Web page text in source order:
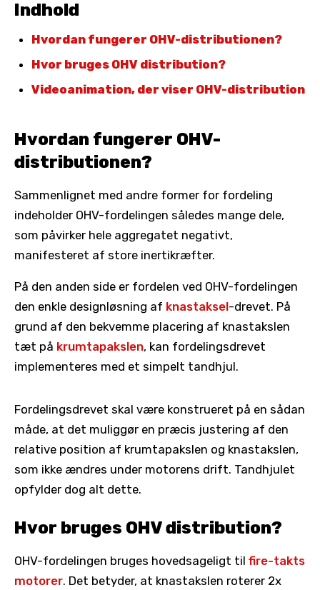
Indhold
Hvordan fungerer OHV-distributionen?
Hvor bruges OHV distribution?
Videoanimation, der viser OHV-distribution
Hvordan fungerer OHV-
distributionen?
Sammenlignet med andre former for fordeling
indeholder OHV-fordelingen således mange dele,
som påvirker hele aggregatet negativt,
manifesteret af store inertikræfter.
På den anden side er fordelen ved OHV-fordelingen
den enkle designløsning af knastaksel-drevet. På
grund af den bekvemme placering af knastakslen
tæt på krumtapakslen, kan fordelingsdrevet
implementeres med et simpelt tandhjul.
Fordelingsdrevet skal være konstrueret på en sådan
måde, at det muliggør en præcis justering af den
relative position af krumtapakslen og knastakslen,
som ikke ændres under motorens drift. Tandhjulet
opfylder dog alt dette.
Hvor bruges OHV distribution?
OHV-fordelingen bruges hovedsageligt til fire-takts
motorer. Det betyder, at knastakslen roterer 2x